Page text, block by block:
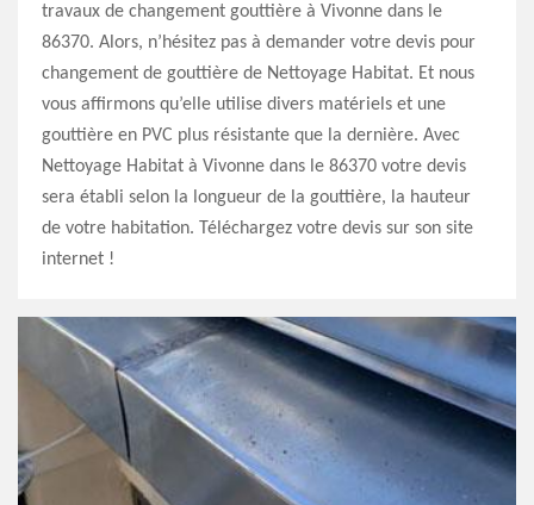
travaux de changement gouttière à Vivonne dans le
86370. Alors, n’hésitez pas à demander votre devis pour
changement de gouttière de Nettoyage Habitat. Et nous
vous affirmons qu’elle utilise divers matériels et une
gouttière en PVC plus résistante que la dernière. Avec
Nettoyage Habitat à Vivonne dans le 86370 votre devis
sera établi selon la longueur de la gouttière, la hauteur
de votre habitation. Téléchargez votre devis sur son site
internet !